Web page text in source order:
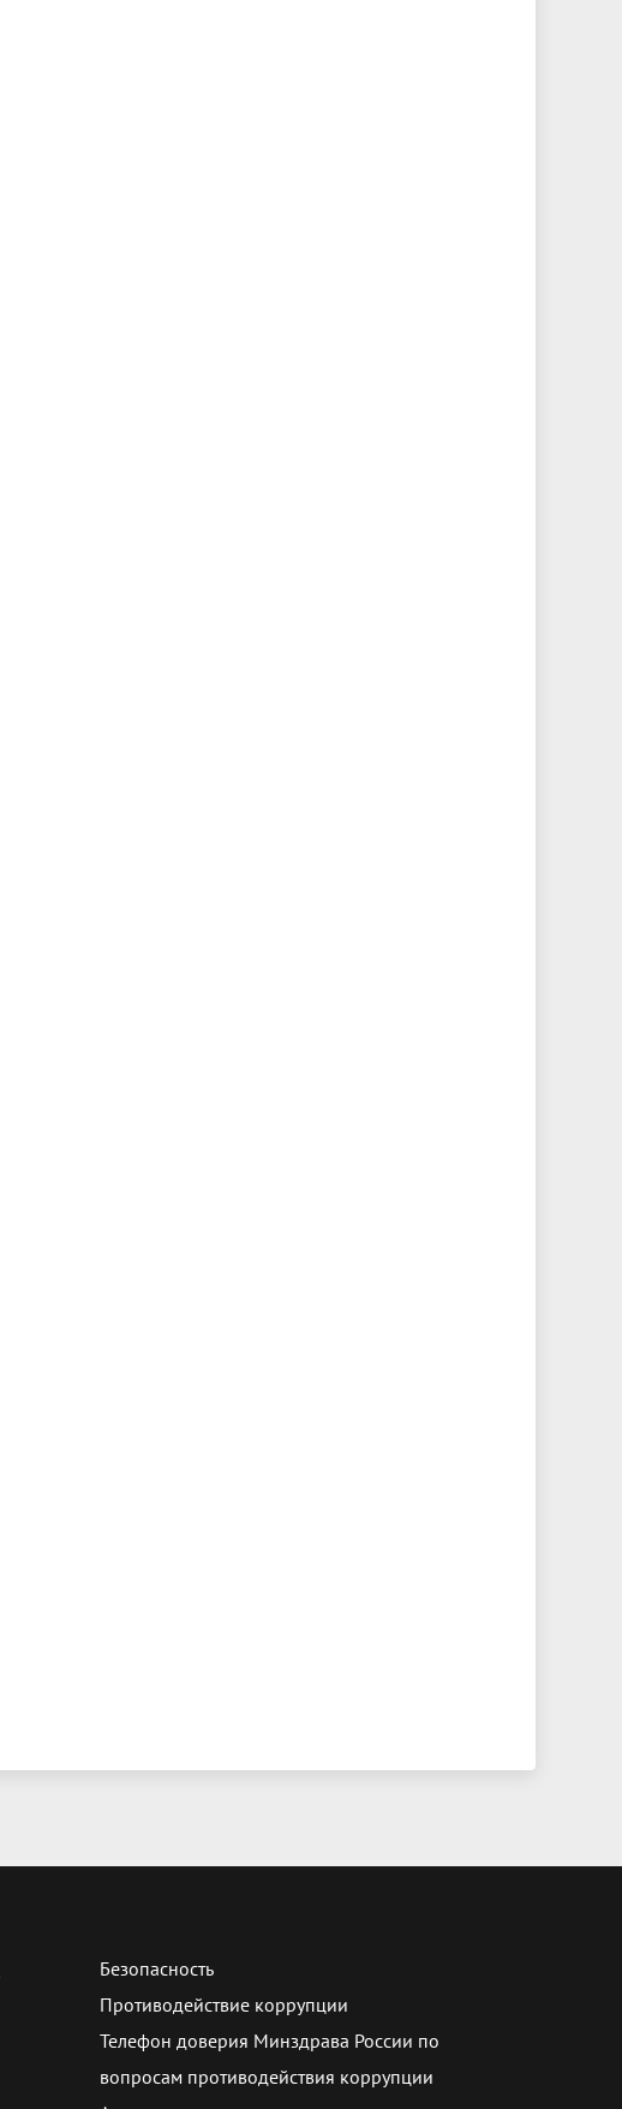
Безопасность
Противодействие коррупции
Телефон доверия Минздрава России по
вопросам противодействия коррупции